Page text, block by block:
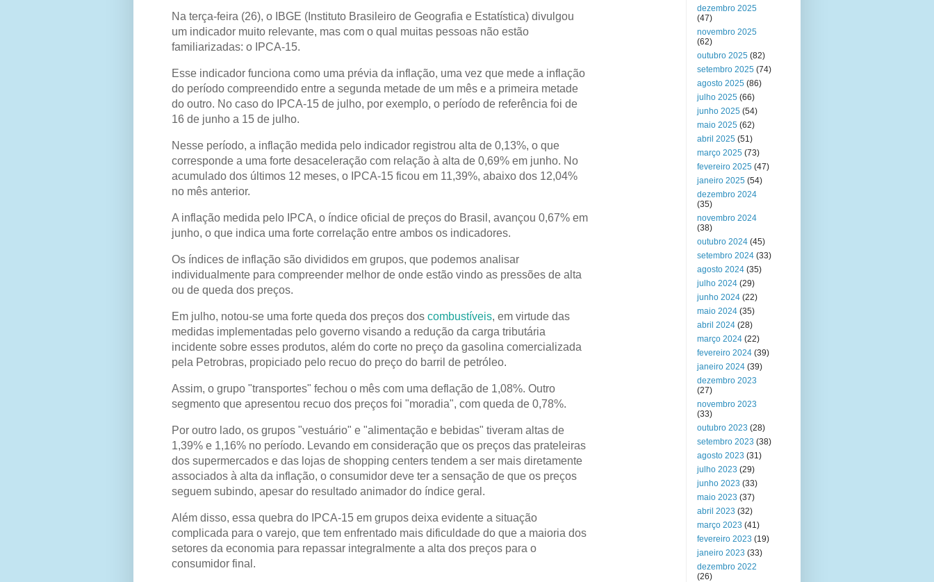
Na terça-feira (26), o IBGE (Instituto Brasileiro de Geografia e Estatística) divulgou
um indicador muito relevante, mas com o qual muitas pessoas não estão
familiarizadas: o IPCA-15.
Esse indicador funciona como uma prévia da inflação, uma vez que mede a inflação
do período compreendido entre a segunda metade de um mês e a primeira metade
do outro. No caso do IPCA-15 de julho, por exemplo, o período de referência foi de
16 de junho a 15 de julho.
Nesse período, a inflação medida pelo indicador registrou alta de 0,13%, o que
corresponde a uma forte desaceleração com relação à alta de 0,69% em junho. No
acumulado dos últimos 12 meses, o IPCA-15 ficou em 11,39%, abaixo dos 12,04%
no mês anterior.
A inflação medida pelo IPCA, o índice oficial de preços do Brasil, avançou 0,67% em
junho, o que indica uma forte correlação entre ambos os indicadores.
Os índices de inflação são divididos em grupos, que podemos analisar
individualmente para compreender melhor de onde estão vindo as pressões de alta
ou de queda dos preços.
Em julho, notou-se uma forte queda dos preços dos combustíveis, em virtude das
medidas implementadas pelo governo visando a redução da carga tributária
incidente sobre esses produtos, além do corte no preço da gasolina comercializada
pela Petrobras, propiciado pelo recuo do preço do barril de petróleo.
Assim, o grupo "transportes" fechou o mês com uma deflação de 1,08%. Outro
segmento que apresentou recuo dos preços foi "moradia", com queda de 0,78%.
Por outro lado, os grupos "vestuário" e "alimentação e bebidas" tiveram altas de
1,39% e 1,16% no período. Levando em consideração que os preços das prateleiras
dos supermercados e das lojas de shopping centers tendem a ser mais diretamente
associados à alta da inflação, o consumidor deve ter a sensação de que os preços
seguem subindo, apesar do resultado animador do índice geral.
Além disso, essa quebra do IPCA-15 em grupos deixa evidente a situação
complicada para o varejo, que tem enfrentado mais dificuldade do que a maioria dos
setores da economia para repassar integralmente a alta dos preços para o
consumidor final.
dezembro 2025
(47)
novembro 2025
(62)
outubro 2025 (82)
setembro 2025 (74)
agosto 2025 (86)
julho 2025 (66)
junho 2025 (54)
maio 2025 (62)
abril 2025 (51)
março 2025 (73)
fevereiro 2025 (47)
janeiro 2025 (54)
dezembro 2024
(35)
novembro 2024
(38)
outubro 2024 (45)
setembro 2024 (33)
agosto 2024 (35)
julho 2024 (29)
junho 2024 (22)
maio 2024 (35)
abril 2024 (28)
março 2024 (22)
fevereiro 2024 (39)
janeiro 2024 (39)
dezembro 2023
(27)
novembro 2023
(33)
outubro 2023 (28)
setembro 2023 (38)
agosto 2023 (31)
julho 2023 (29)
junho 2023 (33)
maio 2023 (37)
abril 2023 (32)
março 2023 (41)
fevereiro 2023 (19)
janeiro 2023 (33)
dezembro 2022
(26)